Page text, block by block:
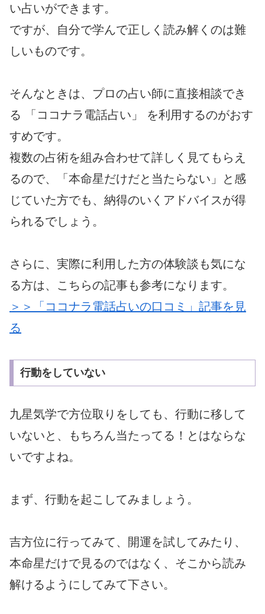
い占いができます。
ですが、自分で学んで正しく読み解くのは難
しいものです。
そんなときは、プロの占い師に直接相談でき
る 「ココナラ電話占い」 を利用するのがおす
すめです。
複数の占術を組み合わせて詳しく見てもらえ
るので、「本命星だけだと当たらない」と感
じていた方でも、納得のいくアドバイスが得
られるでしょう。
さらに、実際に利用した方の体験談も気にな
る方は、こちらの記事も参考になります。
＞＞「ココナラ電話占いの口コミ」記事を見
る
行動をしていない
九星気学で方位取りをしても、行動に移して
いないと、もちろん当たってる！とはならな
いですよね。
まず、行動を起こしてみましょう。
吉方位に行ってみて、開運を試してみたり、
本命星だけで見るのではなく、そこから読み
解けるようにしてみて下さい。